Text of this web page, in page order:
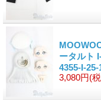
ータルト
4355-I-
3,080円(